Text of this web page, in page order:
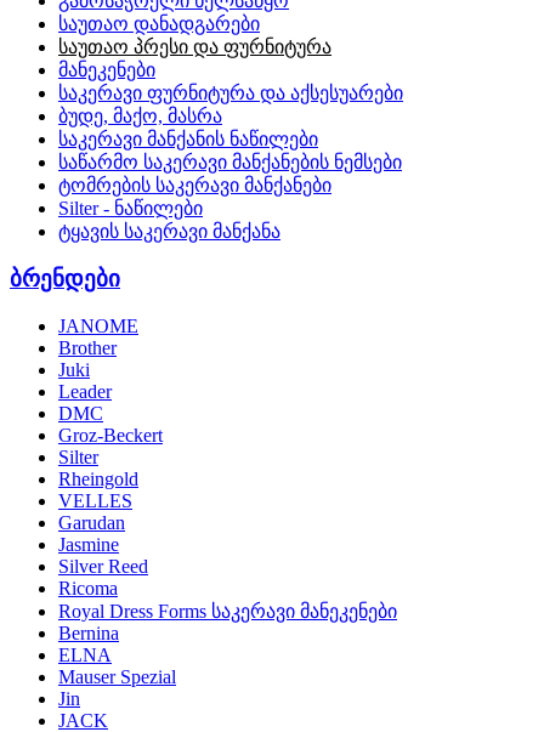
საუთაო დანადგარები
საუთაო პრესი და ფურნიტურა
მანეკენები
საკერავი ფურნიტურა და აქსესუარები
ბუდე, მაქო, მასრა
საკერავი მანქანის ნაწილები
საწარმო საკერავი მანქანების ნემსები
ტომრების საკერავი მანქანები
Silter - ნაწილები
ტყავის საკერავი მანქანა
ბრენდები
JANOME
Brother
Juki
Leader
DMC
Groz-Beckert
Silter
Rheingold
VELLES
Garudan
Jasmine
Silver Reed
Ricoma
Royal Dress Forms საკერავი მანეკენები
Bernina
ELNA
Mauser Spezial
Jin
JACK